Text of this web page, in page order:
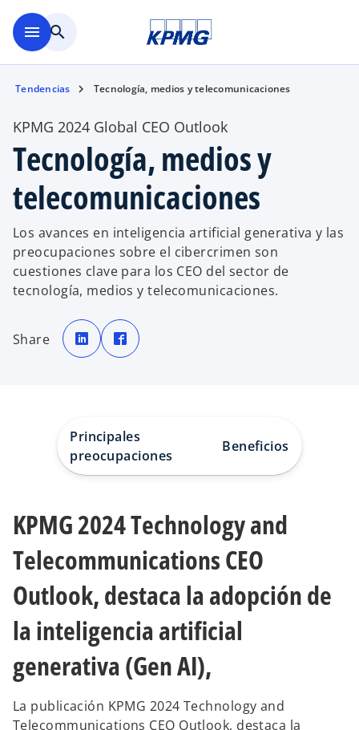
menu search
Tendencias Tecnología, medios y telecomunicaciones
KPMG 2024 Global CEO Outlook
Tecnología, medios y
telecomunicaciones
Los avances en inteligencia artificial generativa y las
preocupaciones sobre el cibercrimen son
cuestiones clave para los CEO del sector de
tecnología, medios y telecomunicaciones.
Share e
a
b
p
e
t
ñ
e
v
a
e
a
e
s
t
ñ
e
v
a
Principales
preocupaciones
Beneficios
KPMG 2024 Technology and
Telecommunications CEO
Outlook, destaca la adopción de
la inteligencia artificial
generativa (Gen AI),
La publicación KPMG 2024 Technology and
Telecommunications CEO Outlook, destaca la